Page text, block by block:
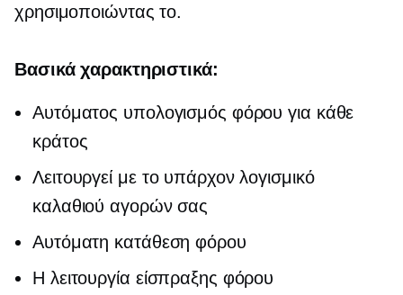
χρησιμοποιώντας το.
Βασικά χαρακτηριστικά:
Αυτόματος υπολογισμός φόρου για κάθε
κράτος
Λειτουργεί με το υπάρχον λογισμικό
καλαθιού αγορών σας
Αυτόματη κατάθεση φόρου
Η λειτουργία είσπραξης φόρου